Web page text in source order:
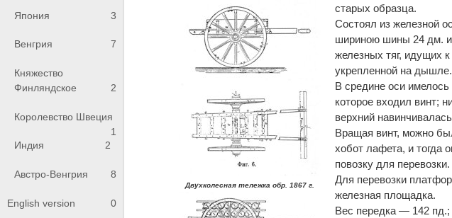
Япония 3
Венгрия 7
Княжество
Финляндское
2
Королевство Швеция
1
Индия
2
Австро-Венгрия 8
English version 0
Двухколесная тележка обр. 1867 г.
старых образца.
Состоял из железной
шириною шины 24 дм.
железных тяг, идущих
укрепленной на дышле.
В средине оси
которое входил винт;
верхний
Вращая винт, можно
хобот лафета, и тогда
повозку для перевозки.
Для перевозки
железная площадка.
Вес передка — 142